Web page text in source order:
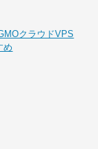
クラウドVPS
め